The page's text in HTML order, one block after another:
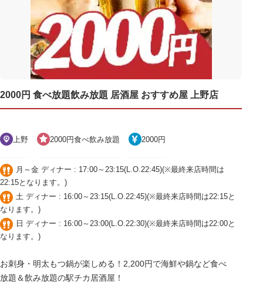
2000円 食べ放題飲み放題 居酒屋 おすすめ屋 上野店
上野 2000円食べ飲み放題 2000円
月～金 ディナー : 17:00～23:15(L.O.22:45)(※最終来店時間は
22:15となります。)
土 ディナー : 16:00～23:15(L.O.22:45)(※最終来店時間は22:15と
なります。)
日 ディナー : 16:00～23:00(L.O.22:30)(※最終来店時間は22:00と
なります。)
お刺身・明太もつ鍋が楽しめる！2,200円で海鮮や鍋など食べ
放題＆飲み放題の駅チカ居酒屋！